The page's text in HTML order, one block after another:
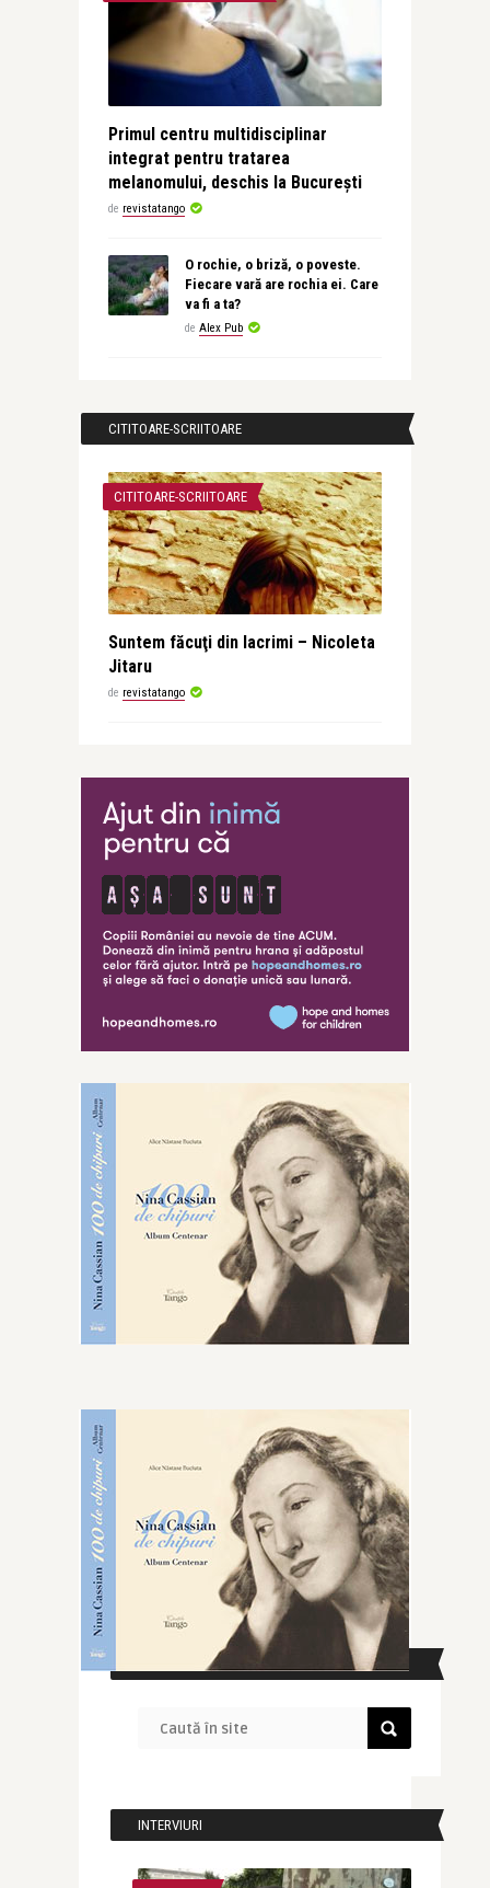
Primul centru multidisciplinar
integrat pentru tratarea
melanomului, deschis la București
de revistatango
O rochie, o briză, o poveste.
Fiecare vară are rochia ei. Care
va fi a ta?
de Alex Pub
CITITOARE-SCRIITOARE
CITITOARE-SCRIITOARE
Suntem făcuţi din lacrimi – Nicoleta
Jitaru
de revistatango
CAUTĂ ÎN SITE
INTERVIURI